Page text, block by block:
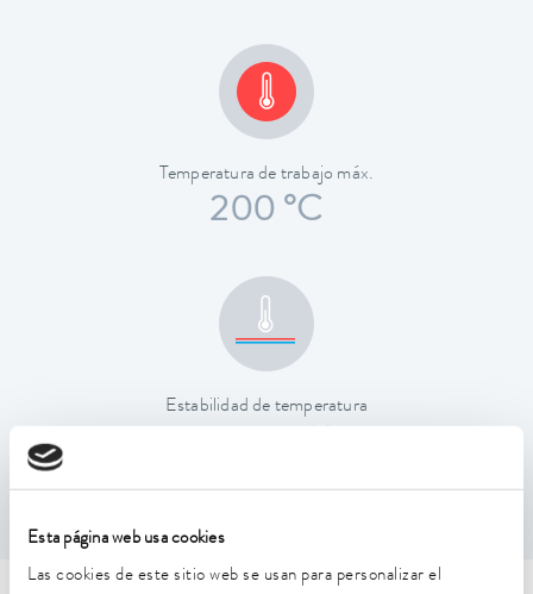
Esta página web usa cookies
Las cookies de este sitio web se usan para personalizar el
Temperatura de trabajo máx.
200 °C
Estabilidad de temperatura